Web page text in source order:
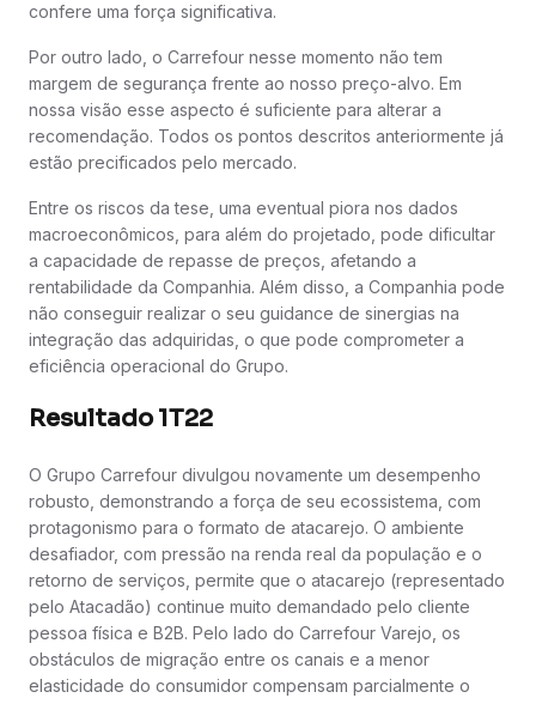
confere uma força significativa.
Por outro lado, o Carrefour nesse momento não tem
margem de segurança frente ao nosso preço-alvo. Em
nossa visão esse aspecto é suficiente para alterar a
recomendação. Todos os pontos descritos anteriormente já
estão precificados pelo mercado.
Entre os riscos da tese, uma eventual piora nos dados
macroeconômicos, para além do projetado, pode dificultar
a capacidade de repasse de preços, afetando a
rentabilidade da Companhia. Além disso, a Companhia pode
não conseguir realizar o seu guidance de sinergias na
integração das adquiridas, o que pode comprometer a
eficiência operacional do Grupo.
Resultado 1T22
O Grupo Carrefour divulgou novamente um desempenho
robusto, demonstrando a força de seu ecossistema, com
protagonismo para o formato de atacarejo. O ambiente
desafiador, com pressão na renda real da população e o
retorno de serviços, permite que o atacarejo (representado
pelo Atacadão) continue muito demandado pelo cliente
pessoa física e B2B. Pelo lado do Carrefour Varejo, os
obstáculos de migração entre os canais e a menor
elasticidade do consumidor compensam parcialmente o